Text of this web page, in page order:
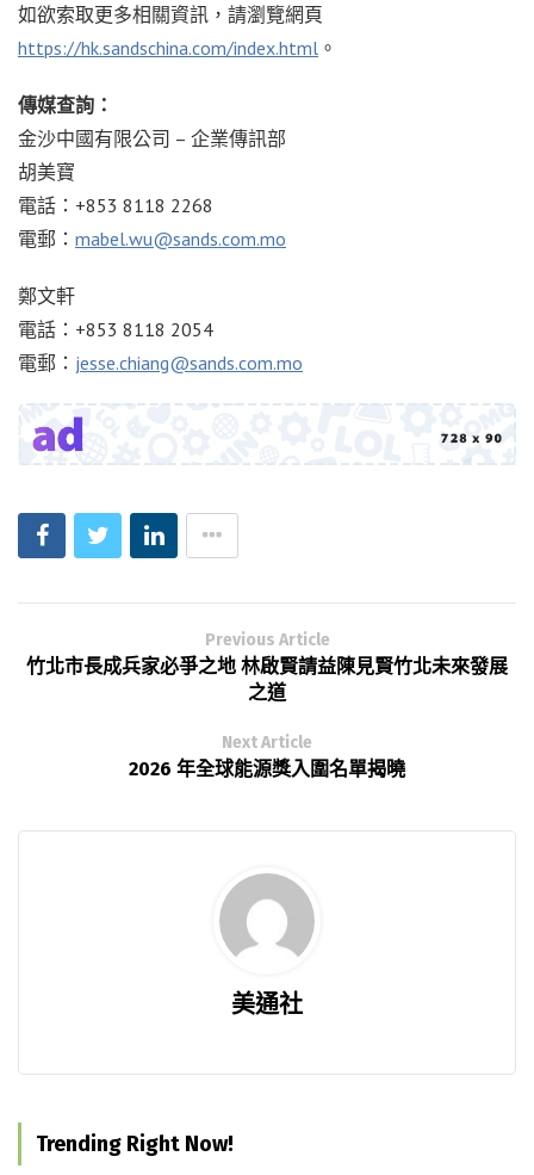
如欲索取更多相關資訊，請瀏覽網頁
https://hk.sandschina.com/index.html 。
傳媒查詢：
金沙中國有限公司 – 企業傳訊部
胡美寶
電話：+853 8118 2268
電郵： mabel.wu@sands.com.mo
鄭文軒
電話：+853 8118 2054
電郵： jesse.chiang@sands.com.mo
Previous Article
竹北市長成兵家必爭之地 林啟賢請益陳見賢竹北未來發展
之道
Next Article
2026 年全球能源獎入圍名單揭曉
美通社
Trending Right Now!